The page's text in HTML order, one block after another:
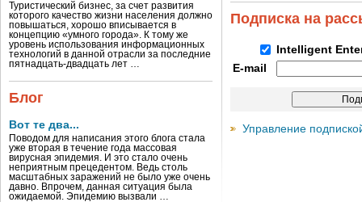
Туристический бизнес, за счет развития
которого качество жизни населения должно
повышаться, хорошо вписывается в
концепцию «умного города». К тому же
уровень использования информационных
технологий в данной отрасли за последние
пятнадцать-двадцать лет …
Блог
Вот те два...
Поводом для написания этого блога стала
уже вторая в течение года массовая
вирусная эпидемия. И это стало очень
неприятным прецедентом. Ведь столь
масштабных заражений не было уже очень
давно. Впрочем, данная ситуация была
ожидаемой. Эпидемию вызвали …
Подписка на
Intelligent
E-mail
Управление